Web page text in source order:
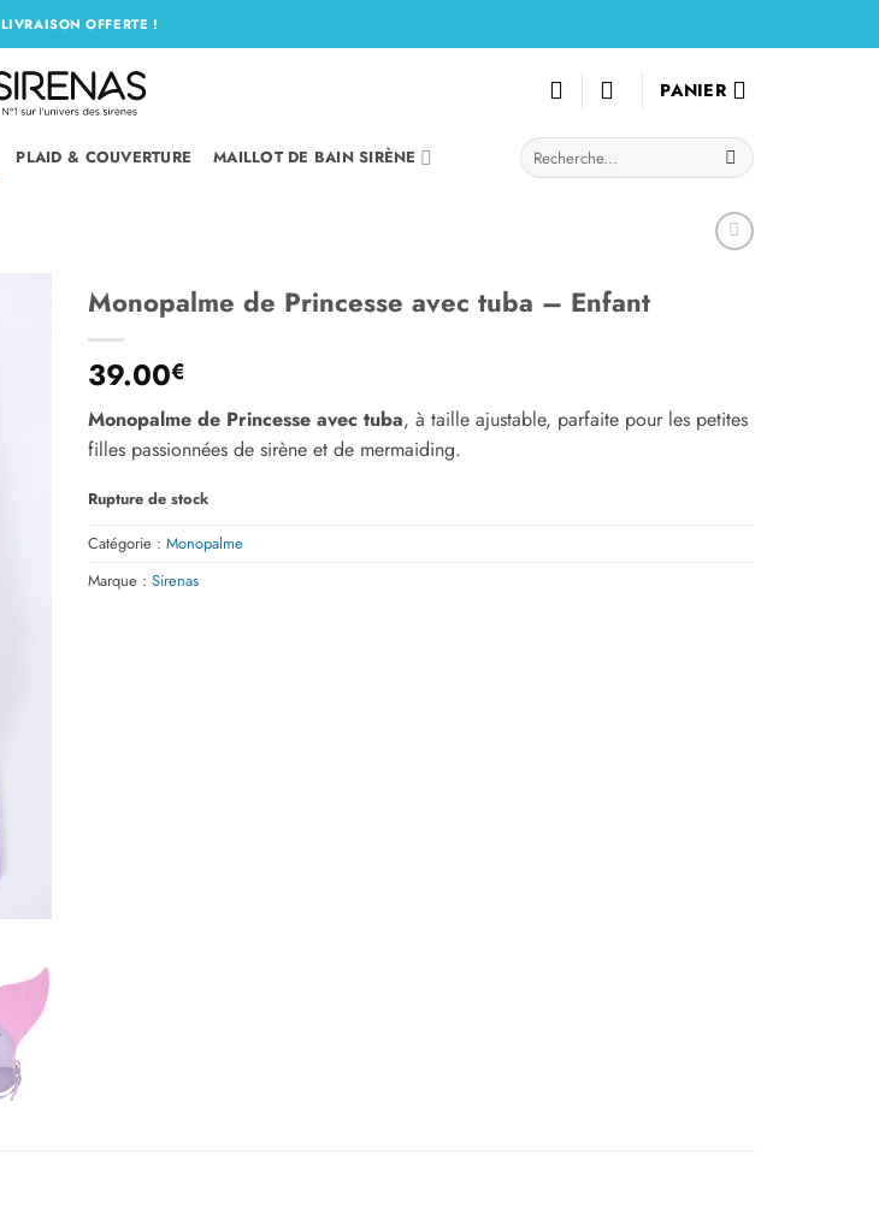
LIVRAISON OFFERTE !
PANIER
PLAID & COUVERTURE MAILLOT DE BAIN SIRÈNE
Recherche
pour :
Monopalme de Princesse avec tuba – Enfant
39.00€
Monopalme de Princesse avec tuba, à taille ajustable, parfaite pour les petites
filles passionnées de sirène et de mermaiding.
Rupture de stock
Catégorie : Monopalme
Marque : Sirenas